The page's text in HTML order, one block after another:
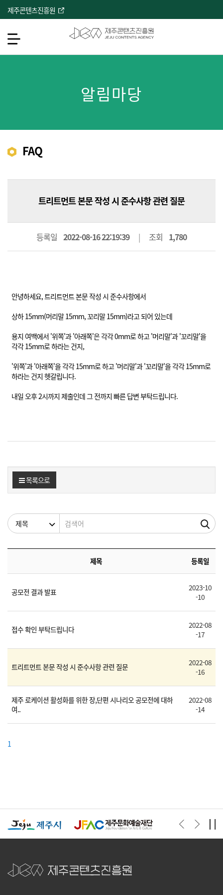
본
문
로
가
기
제주콘텐츠진흥원
메뉴열기
서브컨텐츠
알림마당
FAQ
트리트먼트 본문 작성 시 준수사항 관련 질문
등록일 2022-08-16 22:19:39 조회 1,780
안녕하세요, 트리트먼트 본문 작성 시 준수사항에서
상하 15mm(머리말 15mm, 꼬리말 15mm)라고 되어 있는데
용지 여백에서 '위쪽'과 '아래쪽'은 각각 0mm로 하고 '머리말'과 '꼬리말'을
각각 15mm로 하라는 건지,
'위쪽'과 '아래쪽'을 각각 15mm로 하고 '머리말'과 '꼬리말'을 각각 15mm로
하라는 건지 헷갈립니다.
내일 오후 2시까지 제출인데 그 전까지 빠른 답변 부탁드립니다.
목록으로
검색조건 검색어
제목 등록일
공모전 결과 발표
2023-10
-10
접수 확인 부탁드립니다
2022-08
-17
트리트먼트 본문 작성 시 준수사항 관련 질문
2022-08
-16
제주 로케이션 활성화를 위한 장,단편 시나리오 공모전에 대하
여..
2022-08
-14
1